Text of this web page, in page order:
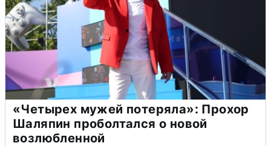
«Четырех мужей потеряла»: Прохор
Шаляпин проболтался о новой
возлюбленной